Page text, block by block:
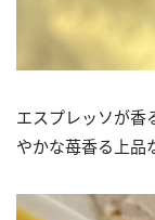
エスプレッソが香
やかな苺香る上品